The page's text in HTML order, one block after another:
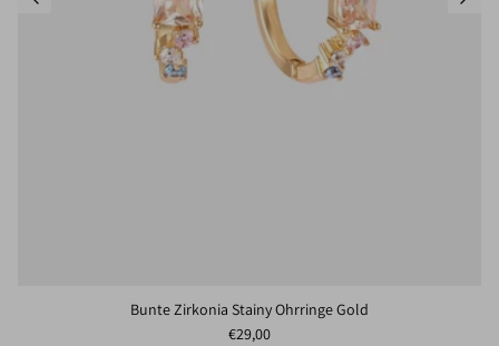
Bunte Zirkonia Stainy Ohrringe Gold
Normaler Preis
€29,00